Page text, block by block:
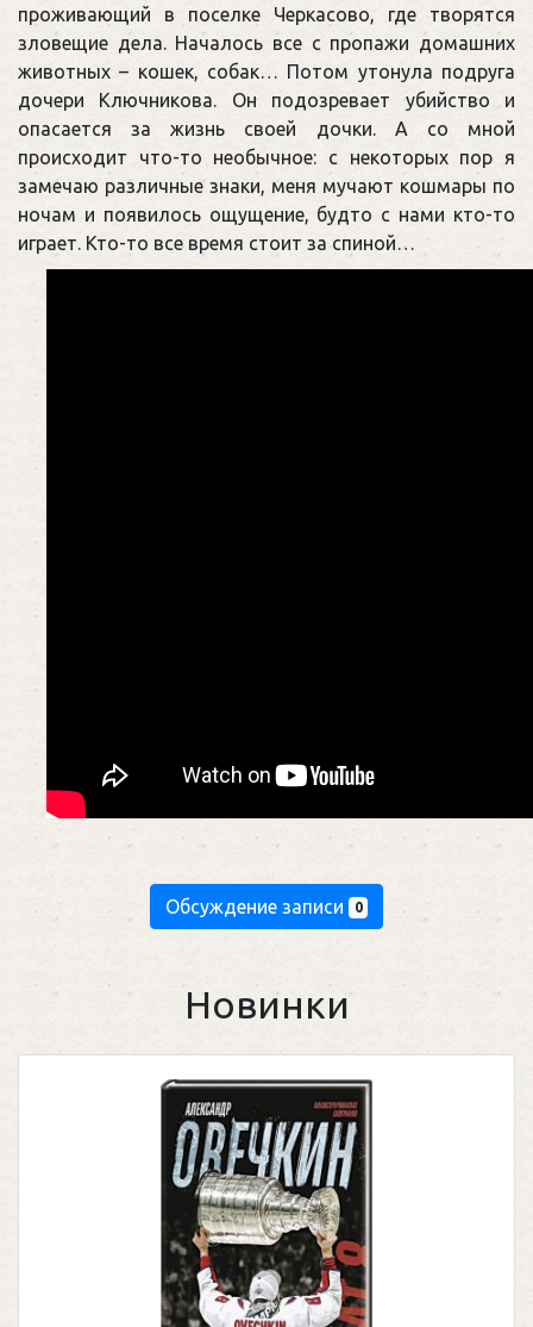
проживающий в поселке Черкасово, где творятся
зловещие дела. Началось все с пропажи домашних
животных – кошек, собак… Потом утонула подруга
дочери Ключникова. Он подозревает убийство и
опасается за жизнь своей дочки. А со мной
происходит что-то необычное: с некоторых пор я
замечаю различные знаки, меня мучают кошмары по
ночам и появилось ощущение, будто с нами кто-то
играет. Кто-то все время стоит за спиной…
Обсуждение записи 0
Новинки